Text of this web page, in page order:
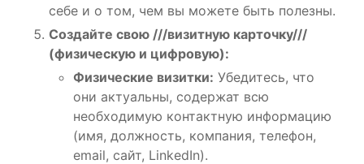
себе и о том, чем вы можете быть полезны.
Создайте свою ///визитную карточку///
(физическую и цифровую):
Физические визитки: Убедитесь, что
они актуальны, содержат всю
необходимую контактную информацию
(имя, должность, компания, телефон,
email, сайт, LinkedIn).